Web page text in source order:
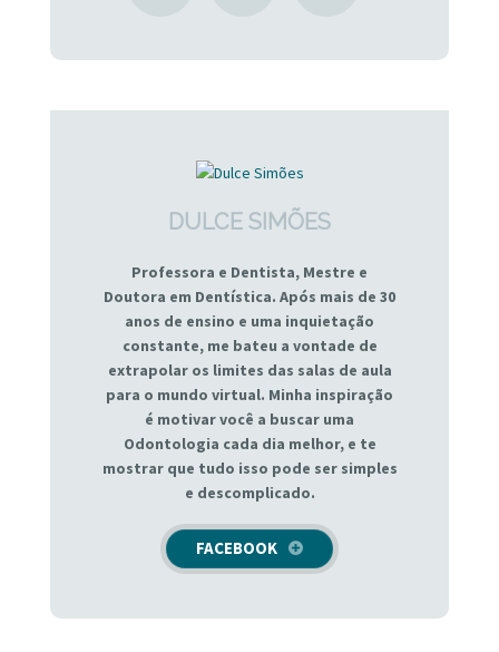
DULCE SIMÕES
Professora e Dentista, Mestre e
Doutora em Dentística. Após mais de 30
anos de ensino e uma inquietação
constante, me bateu a vontade de
extrapolar os limites das salas de aula
para o mundo virtual. Minha inspiração
é motivar você a buscar uma
Odontologia cada dia melhor, e te
mostrar que tudo isso pode ser simples
e descomplicado.
FACEBOOK